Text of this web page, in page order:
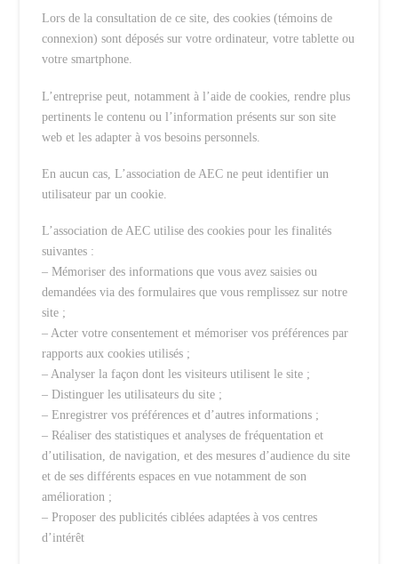
Lors de la consultation de ce site, des cookies (témoins de
connexion) sont déposés sur votre ordinateur, votre tablette ou
votre smartphone.
L’entreprise peut, notamment à l’aide de cookies, rendre plus
pertinents le contenu ou l’information présents sur son site
web et les adapter à vos besoins personnels.
En aucun cas, L’association de AEC ne peut identifier un
utilisateur par un cookie.
L’association de AEC utilise des cookies pour les finalités
suivantes :
– Mémoriser des informations que vous avez saisies ou
demandées via des formulaires que vous remplissez sur notre
site ;
– Acter votre consentement et mémoriser vos préférences par
rapports aux cookies utilisés ;
– Analyser la façon dont les visiteurs utilisent le site ;
– Distinguer les utilisateurs du site ;
– Enregistrer vos préférences et d’autres informations ;
– Réaliser des statistiques et analyses de fréquentation et
d’utilisation, de navigation, et des mesures d’audience du site
et de ses différents espaces en vue notamment de son
amélioration ;
– Proposer des publicités ciblées adaptées à vos centres
d’intérêt